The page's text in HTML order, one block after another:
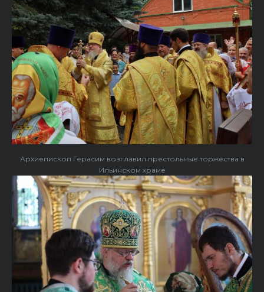
Архиепископ Герасим возглавил престольные торжества в
Ильинском храме